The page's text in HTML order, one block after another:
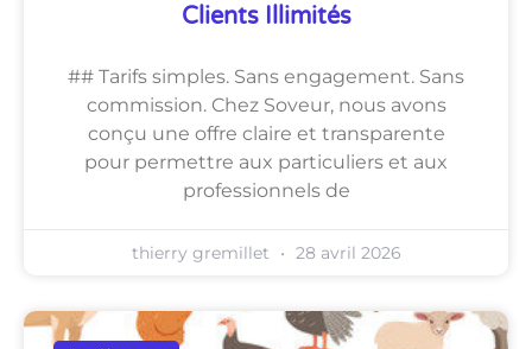
Clients Illimités
## Tarifs simples. Sans engagement. Sans
commission. Chez Soveur, nous avons
conçu une offre claire et transparente
pour permettre aux particuliers et aux
professionnels de
thierry gremillet 28 avril 2026